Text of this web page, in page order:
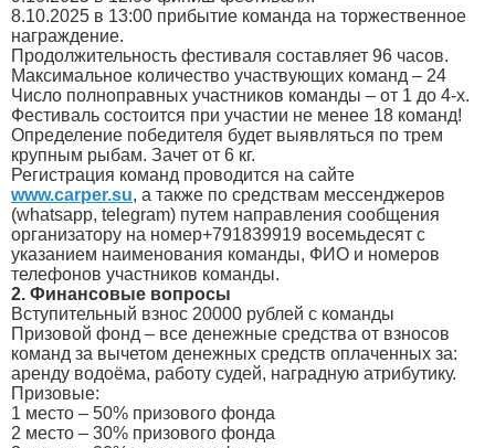
8.10.2025 в 13:00 прибытие команда на торжественное
награждение.
Продолжительность фестиваля составляет 96 часов.
Максимальное количество участвующих команд – 24
Число полноправных участников команды – от 1 до 4-х.
Фестиваль состоится при участии не менее 18 команд!
Определение победителя будет выявляться по трем
крупным рыбам. Зачет от 6 кг.
Регистрация команд проводится на сайте
www.carper.su, а также по средствам мессенджеров
(whatsapp, telegram) путем направления сообщения
организатору на номер+791839919 восемьдесят с
указанием наименования команды, ФИО и номеров
телефонов участников команды.
2. Финансовые вопросы
Вступительный взнос 20000 рублей с команды
Призовой фонд – все денежные средства от взносов
команд за вычетом денежных средств оплаченных за:
аренду водоёма, работу судей, наградную атрибутику.
Призовые:
1 место – 50% призового фонда
2 место – 30% призового фонда